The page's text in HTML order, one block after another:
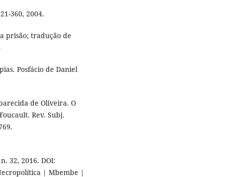
360, 2004.
prisão; tradução de
Posfácio de Daniel
de Oliveira. O
Rev. Subj.
32, 2016. DOI:
| Mbembe |